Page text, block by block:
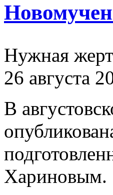
Нужная
26 августа
В
Хариновым.